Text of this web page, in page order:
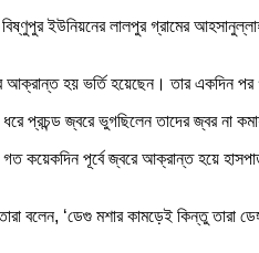
ইউনিয়নের লালপুর গ্রামের
হয় ভর্তি হয়েছেন। তার একদিন
ধরে প্রচন্ড জ্বরে ভুগছিলেন তাদের জ্বর না
গত কয়েকদিন পূর্বে জ্বরে আক্রান্ত হয়ে
বলেন, ‘ডেগু মশার কামড়েই কিন্তু তারা